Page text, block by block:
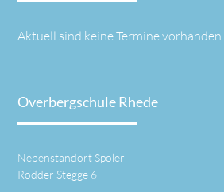
Aktuell sind keine Termine vorhanden.
Overbergschule Rhede
Nebenstandort Spoler
Rodder Stegge 6